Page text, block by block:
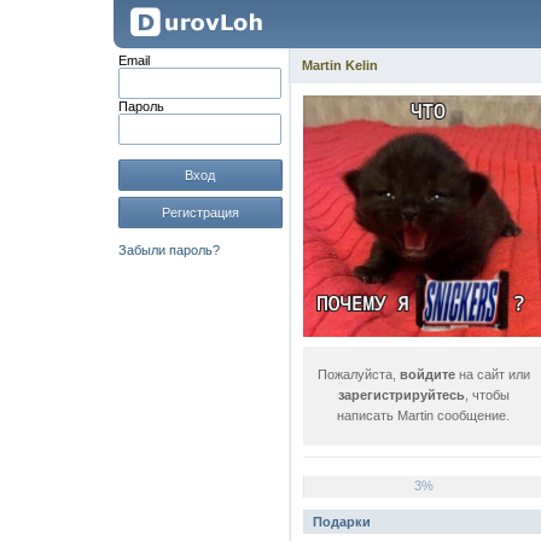
Email
Пароль
Вход
Регистрация
Забыли пароль?
Martin Kelin
Пожалуйста, войдитена сайт или
зарегистрируйтесь, чтобы
написать Martin сообщение.
3%
Подарки